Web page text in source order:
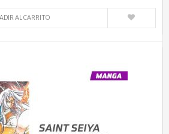
AL CARRITO